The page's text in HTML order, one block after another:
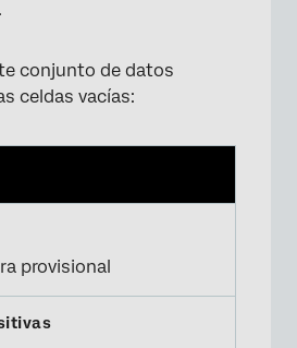
del proyecto
conjunto de datos
celdas vacías:
provisional